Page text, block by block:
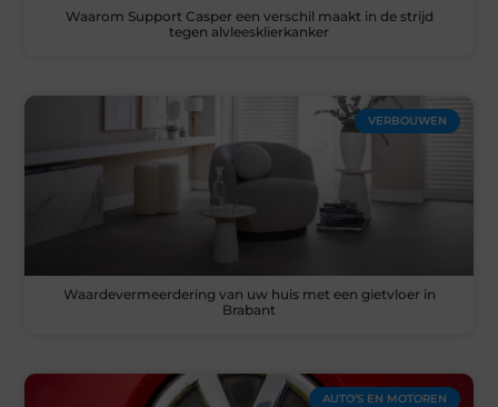
Waarom Support Casper een verschil maakt in de strijd
tegen alvleesklierkanker
VERBOUWEN
Waardevermeerdering van uw huis met een gietvloer in
Brabant
AUTO’S EN MOTOREN